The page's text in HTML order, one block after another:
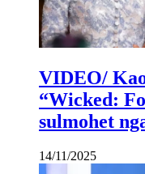
VIDEO/
“Wicked:
sulmohet
14/11/2025